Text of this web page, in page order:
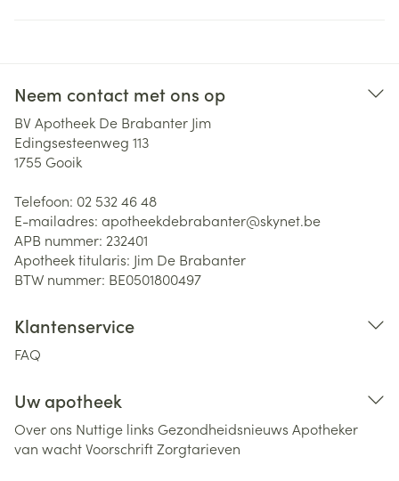
Neem contact met ons op
BV Apotheek De Brabanter Jim
Edingsesteenweg 113
1755 Gooik
Telefoon: 02 532 46 48
E-mailadres: apotheekdebrabanter@skynet.be
APB nummer: 232401
Apotheek titularis: Jim De Brabanter
BTW nummer: BE0501800497
Klantenservice
FAQ
Uw apotheek
Over ons Nuttige links Gezondheidsnieuws Apotheker
van wachtVoorschriftZorgtarieven